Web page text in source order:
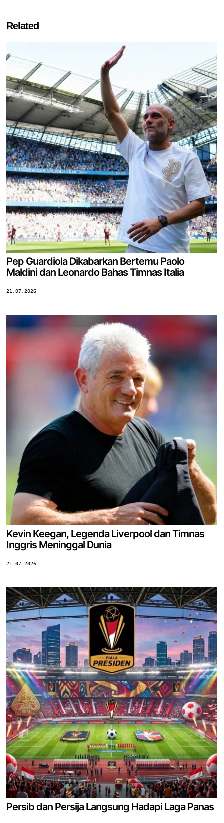
Related
Pep Guardiola Dikabarkan Bertemu Paolo
Maldini dan Leonardo Bahas Timnas Italia
21.07.2026
Kevin Keegan, Legenda Liverpool dan Timnas
Inggris Meninggal Dunia
21.07.2026
Persib dan Persija Langsung Hadapi Laga Panas